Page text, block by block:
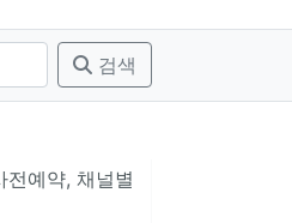
검색
전예약, 채널별